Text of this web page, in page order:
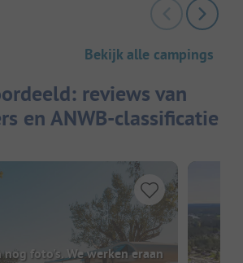
Bekijk alle campings
reviews van
en ANWB-classificatie
foto's. We werken eraan